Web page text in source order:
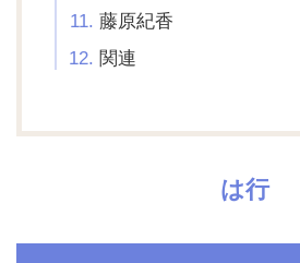
藤原紀香
関連
は行